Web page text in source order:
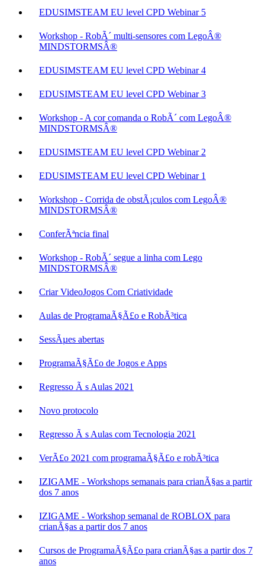
EDUSIMSTEAM EU level CPD Webinar 5
Workshop - RobÃ´ multi-sensores com LegoÂ®
MINDSTORMSÂ®
EDUSIMSTEAM EU level CPD Webinar 4
EDUSIMSTEAM EU level CPD Webinar 3
Workshop - A cor comanda o RobÃ´ com LegoÂ®
MINDSTORMSÂ®
EDUSIMSTEAM EU level CPD Webinar 2
EDUSIMSTEAM EU level CPD Webinar 1
Workshop - Corrida de obstÃ¡culos com LegoÂ®
MINDSTORMSÂ®
ConferÃªncia final
Workshop - RobÃ´ segue a linha com Lego
MINDSTORMSÂ®
Criar VideoJogos Com Criatividade
Aulas de ProgramaÃ§Ã£o e RobÃ³tica
SessÃµes abertas
ProgramaÃ§Ã£o de Jogos e Apps
Regresso Ã s Aulas 2021
Novo protocolo
Regresso Ã s Aulas com Tecnologia 2021
VerÃ£o 2021 com programaÃ§Ã£o e robÃ³tica
IZIGAME - Workshops semanais para crianÃ§as a partir
dos 7 anos
IZIGAME - Workshop semanal de ROBLOX para
crianÃ§as a partir dos 7 anos
Cursos de ProgramaÃ§Ã£o para crianÃ§as a partir dos 7
anos